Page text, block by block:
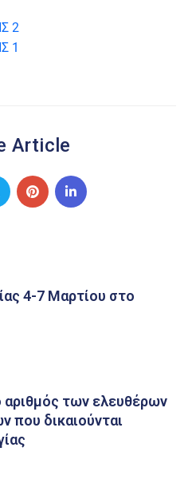
2
1
Article
4-7 Μαρτίου στο
αριθμός των ελευθέρων
που δικαιούνται